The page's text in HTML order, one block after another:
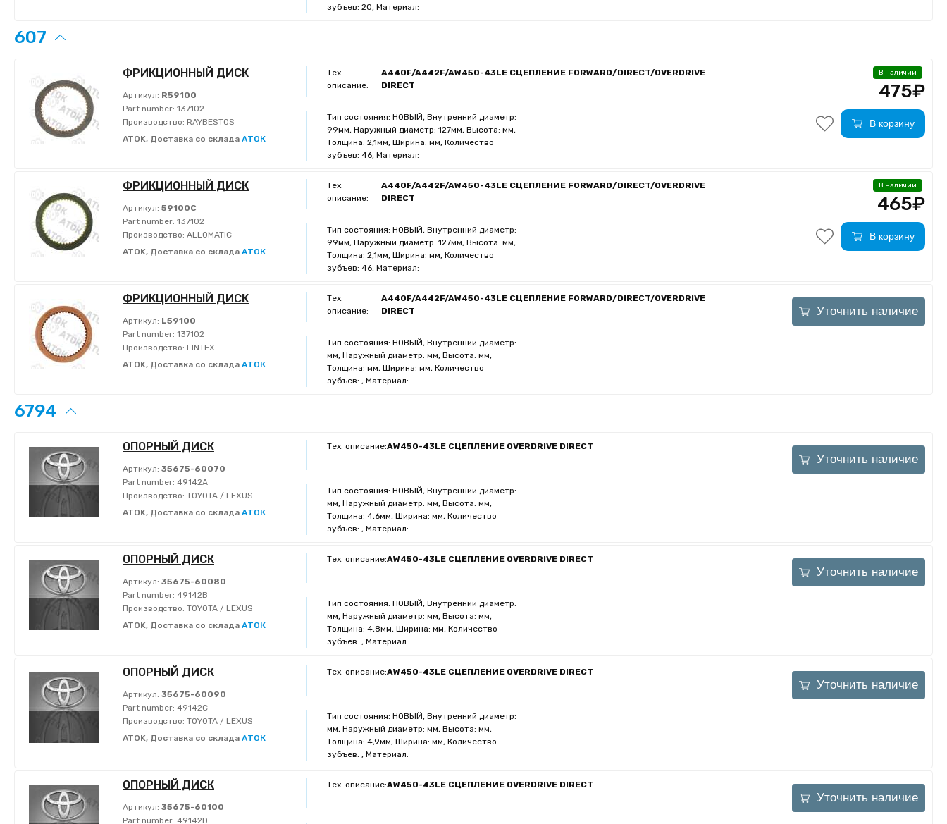
зубъев: 20, Материал:
607
ФРИКЦИОННЫЙ ДИСК
Артикул: R59100
Part number: 137102
Производство: RAYBESTOS
ATOK, Доставка со склада АТОК
Тех.
описание:
A440F/A442F/AW450-43LE СЦЕПЛЕНИЕ FORWARD/DIRECT/OVERDRIVE
DIRECT
Тип состояния: НОВЫЙ, Внутренний диаметр:
99мм, Наружный диаметр: 127мм, Высота: мм,
Толщина: 2,1мм, Ширина: мм, Количество
зубъев: 46, Материал:
В наличии
475₽
В корзину
ФРИКЦИОННЫЙ ДИСК
Артикул: 59100C
Part number: 137102
Производство: ALLOMATIC
ATOK, Доставка со склада АТОК
Тех.
описание:
A440F/A442F/AW450-43LE СЦЕПЛЕНИЕ FORWARD/DIRECT/OVERDRIVE
DIRECT
Тип состояния: НОВЫЙ, Внутренний диаметр:
99мм, Наружный диаметр: 127мм, Высота: мм,
Толщина: 2,1мм, Ширина: мм, Количество
зубъев: 46, Материал:
В наличии
465₽
В корзину
ФРИКЦИОННЫЙ ДИСК
Артикул: L59100
Part number: 137102
Производство: LINTEX
ATOK, Доставка со склада АТОК
Тех.
описание:
A440F/A442F/AW450-43LE СЦЕПЛЕНИЕ FORWARD/DIRECT/OVERDRIVE
DIRECT
Тип состояния: НОВЫЙ, Внутренний диаметр:
мм, Наружный диаметр: мм, Высота: мм,
Толщина: мм, Ширина: мм, Количество
зубъев: , Материал:
Уточнить наличие
6794
ОПОРНЫЙ ДИСК
Артикул: 35675-60070
Part number: 49142A
Производство: TOYOTA / LEXUS
ATOK, Доставка со склада АТОК
Тех. описание:AW450-43LE СЦЕПЛЕНИЕ OVERDRIVE DIRECT
Тип состояния: НОВЫЙ, Внутренний диаметр:
мм, Наружный диаметр: мм, Высота: мм,
Толщина: 4,6мм, Ширина: мм, Количество
зубъев: , Материал:
Уточнить наличие
ОПОРНЫЙ ДИСК
Артикул: 35675-60080
Part number: 49142B
Производство: TOYOTA / LEXUS
ATOK, Доставка со склада АТОК
Тех. описание:AW450-43LE СЦЕПЛЕНИЕ OVERDRIVE DIRECT
Тип состояния: НОВЫЙ, Внутренний диаметр:
мм, Наружный диаметр: мм, Высота: мм,
Толщина: 4,8мм, Ширина: мм, Количество
зубъев: , Материал:
Уточнить наличие
ОПОРНЫЙ ДИСК
Артикул: 35675-60090
Part number: 49142C
Производство: TOYOTA / LEXUS
ATOK, Доставка со склада АТОК
Тех. описание:AW450-43LE СЦЕПЛЕНИЕ OVERDRIVE DIRECT
Тип состояния: НОВЫЙ, Внутренний диаметр:
мм, Наружный диаметр: мм, Высота: мм,
Толщина: 4,9мм, Ширина: мм, Количество
зубъев: , Материал:
Уточнить наличие
ОПОРНЫЙ ДИСК
Артикул: 35675-60100
Part number: 49142D
Тех. описание:AW450-43LE СЦЕПЛЕНИЕ OVERDRIVE DIRECT
Уточнить наличие